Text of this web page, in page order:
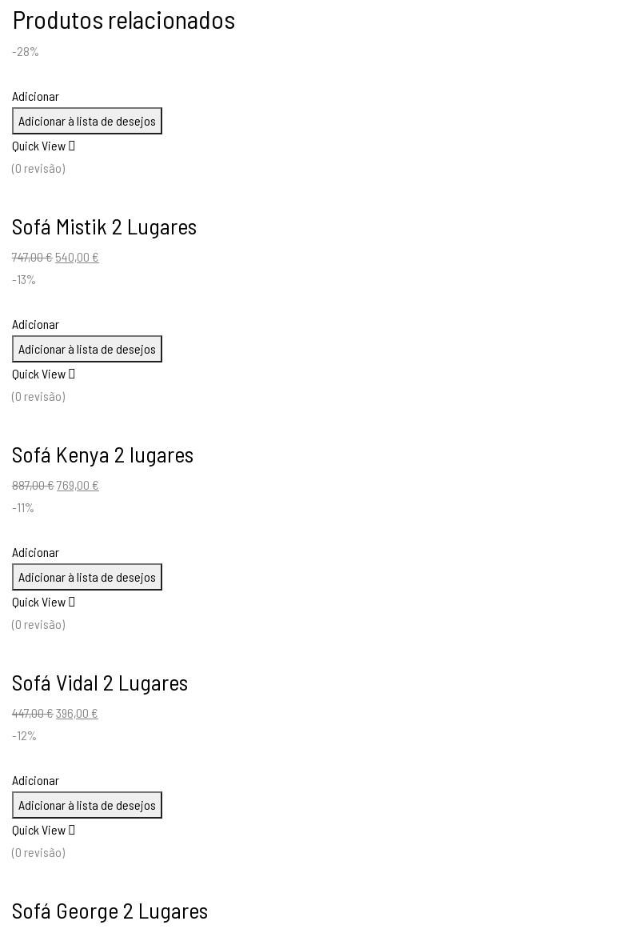
Produtos relacionados
-28%
Adicionar
Adicionar à lista de desejos
Quick View
(0 revisão)
Sofá Mistik 2 Lugares
747,00€ O
era:
747,00 €.
540,00 €
540,00 €.
-13%
Adicionar
Adicionar à lista de desejos
Quick View
(0 revisão)
Sofá Kenya 2 lugares
887,00€O
era:
887,00 €.
769,00 €
769,00 €.
-11%
Adicionar
Adicionar à lista de desejos
Quick View
(0 revisão)
Sofá Vidal 2 Lugares
447,00€O
era:
447,00 €.
396,00 €
396,00 €.
-12%
Adicionar
Adicionar à lista de desejos
Quick View
(0 revisão)
Sofá George 2 Lugares